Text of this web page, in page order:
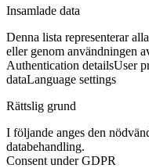
Insamlade data
Denna lista representerar
eller genom användningen
Authentication detailsUser
dataLanguage settings
Rättslig grund
I följande anges den
databehandling.
Consent under GDPR